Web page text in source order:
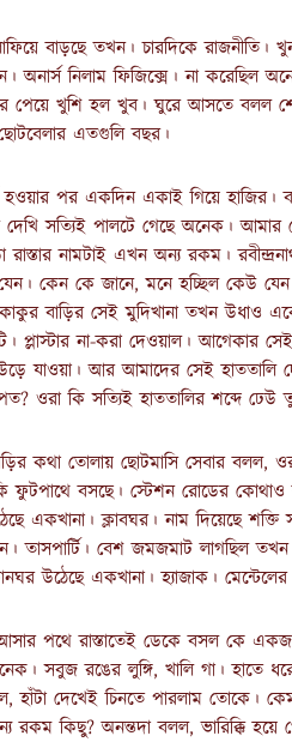
বাড়ছে তখন। চারদিকে
অনার্স নিলাম ফিজিক্সে। না করেছিল
পেয়ে খুশি হল খুব। ঘুরে আসতে বলল
এতগুলি বছর।
পর একদিন একাই গিয়ে হাজির।
সত্যিই পালটে গেছে অনেক।
রাস্তার নামটাই এখন অন্য রকম।
কেন কে জানে, মনে হচ্ছিল কেউ
বাড়ির সেই মুদিখানা তখন উধাও
প্লাস্টার না-করা দেওয়াল।
যাওয়া। আর আমাদের সেই হাততালি
ওরা কি সত্যিই হাততালির শব্দে
কথা তোলায় ছোটমাসি সেবার বলল,
ফুটপাথে বসছে। স্টেশন রোডের কোথাও
একখানা। ক্লাবঘর। নাম দিয়েছে শক্তি
তাসপার্টি। বেশ জমজমাট লাগছিল
উঠেছে একখানা। হ্যাজাক।
আসার পথে রাস্তাতেই ডেকে বসল কে
সবুজ রঙের লুঙ্গি, খালি গা। হাতে
হাঁটা দেখেই চিনতে পারলাম তোকে।
রকম কিছু? অনন্তদা বলল, ভারিক্কি হয়ে